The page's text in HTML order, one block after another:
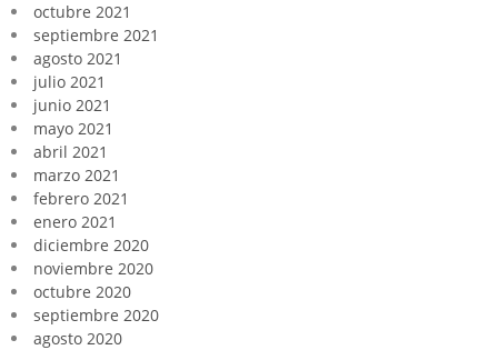
octubre 2021
septiembre 2021
agosto 2021
julio 2021
junio 2021
mayo 2021
abril 2021
marzo 2021
febrero 2021
enero 2021
diciembre 2020
noviembre 2020
octubre 2020
septiembre 2020
agosto 2020